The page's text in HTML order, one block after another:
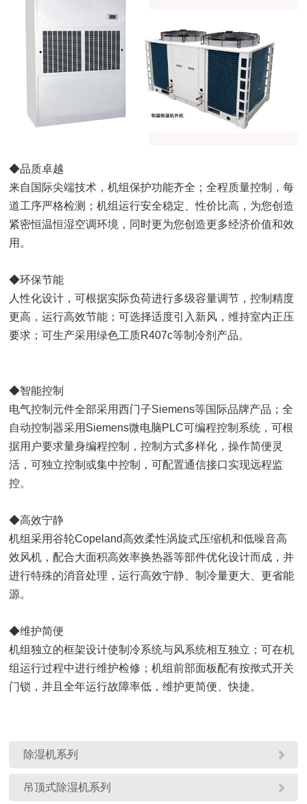
◆品质卓越
来自国际尖端技术，机组保护功能齐全；全程质量控制，每
道工序严格检测；机组运行安全稳定、性价比高，为您创造
紧密恒温恒湿空调环境，同时更为您创造更多经济价值和效
用。
◆环保节能
人性化设计，可根据实际负荷进行多级容量调节，控制精度
更高，运行高效节能；可选择适度引入新风，维持室内正压
要求；可生产采用绿色工质R407c等制冷剂产品。
◆智能控制
电气控制元件全部采用西门子Siemens等国际品牌产品；全
自动控制器采用Siemens微电脑PLC可编程控制系统，可根
据用户要求量身编程控制，控制方式多样化，操作简便灵
活，可独立控制或集中控制，可配置通信接口实现远程监
控。
◆高效宁静
机组采用谷轮Copeland高效柔性涡旋式压缩机和低噪音高
效风机，配合大面积高效率换热器等部件优化设计而成，并
进行特殊的消音处理，运行高效宁静、制冷量更大、更省能
源。
◆维护简便
机组独立的框架设计使制冷系统与风系统相互独立；可在机
组运行过程中进行维护检修；机组前部面板配有按揿式开关
门锁，并且全年运行故障率低，维护更简便、快捷。

除湿机系列

吊顶式除湿机系列